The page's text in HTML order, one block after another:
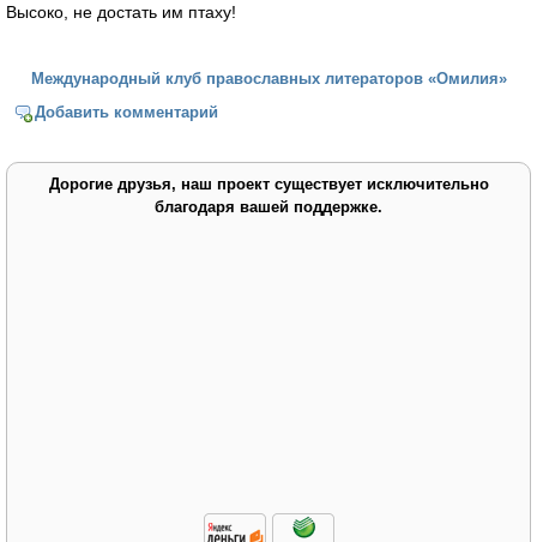
Высоко, не достать им птаху!
Международный клуб православных литераторов «Омилия»
Добавить комментарий
Дорогие друзья, наш проект существует исключительно
благодаря вашей поддержке.